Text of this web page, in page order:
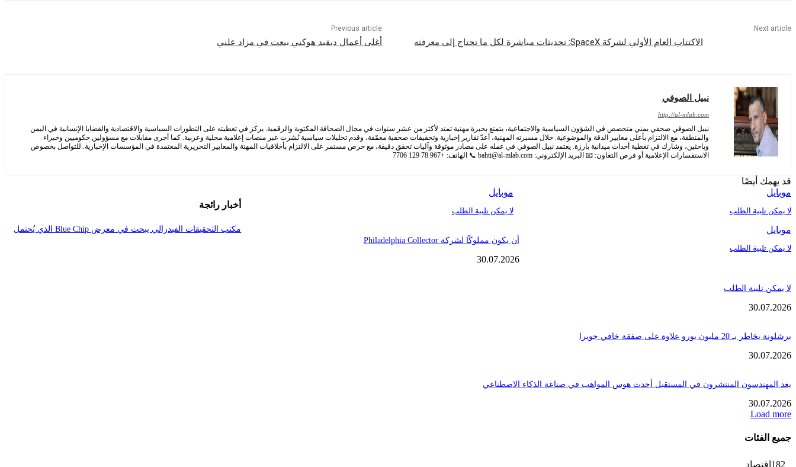
Previous article
أغلى أعمال ديفيد هوكني بيعت في مزاد علني
Next article
الاكتتاب العام الأولي لشركة SpaceX: تحديثات مباشرة لكل ما تحتاج إلى معرفته
نبيل الصوفي
http://al-mlab.com
نبيل الصوفي صحفي يمني متخصص في الشؤون السياسية والاجتماعية، يتمتع بخبرة مهنية تمتد لأكثر من عشر سنوات في مجال الصحافة المكتوبة والرقمية. يركز في تغطيته على التطورات السياسية والاقتصادية والقضايا الإنسانية في اليمن
والمنطقة، مع الالتزام بأعلى معايير الدقة والموضوعية. خلال مسيرته المهنية، أعدّ تقارير إخبارية وتحقيقات صحفية معمّقة، وقدم تحليلات سياسية نُشرت عبر منصات إعلامية محلية وعربية. كما أجرى مقابلات مع مسؤولين حكوميين وخبراء
وباحثين، وشارك في تغطية أحداث ميدانية بارزة. يعتمد نبيل الصوفي في عمله على مصادر موثوقة وآليات تحقق دقيقة، مع حرص مستمر على الالتزام بأخلاقيات المهنة والمعايير التحريرية المعتمدة في المؤسسات الإخبارية. للتواصل بخصوص
الاستفسارات الإعلامية أو فرص التعاون: 📧 البريد الإلكتروني: bahti@al-mlab.com 📞 الهاتف: +967 78 129 7706
قد يهمك أيضًا
موبايل
لا يمكن تلبية الطلب
موبايل
لا يمكن تلبية الطلب
موبايل
لا يمكن تلبية الطلب
أخبار رائجة
مكتب التحقيقات الفيدرالي يبحث في معرض Blue Chip الذي يُحتمل
أن يكون مملوكًا لشركة Philadelphia Collector
30.07.2026
لا يمكن تلبية الطلب
30.07.2026
برشلونة يخاطر بـ 20 مليون يورو علاوة على صفقة خافي جويرا
30.07.2026
يعد المهندسون المنتشرون في المستقبل أحدث هوس المواهب في صناعة الذكاء الاصطناعي
30.07.2026
Load more
جميع الفئات
إقتصاد 182